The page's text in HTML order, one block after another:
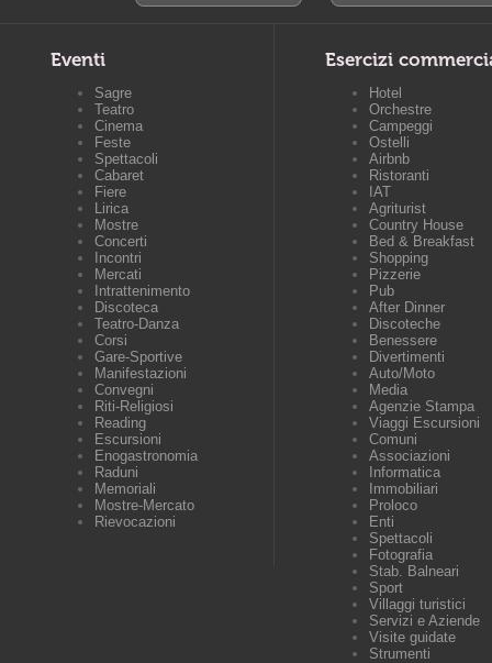
Eventi
Sagre
Teatro
Cinema
Feste
Spettacoli
Cabaret
Fiere
Lirica
Mostre
Concerti
Incontri
Mercati
Intrattenimento
Discoteca
Teatro-Danza
Corsi
Gare-Sportive
Manifestazioni
Convegni
Riti-Religiosi
Reading
Escursioni
Enogastronomia
Raduni
Memoriali
Mostre-Mercato
Rievocazioni
Esercizi
Hotel
Orchestre
Campeggi
Ostelli
Airbnb
Ristoranti
IAT
Agriturist
Country House
Bed & Breakfast
Shopping
Pizzerie
Pub
After Dinner
Discoteche
Benessere
Divertimenti
Auto/Moto
Media
Agenzie Stampa
Viaggi Escursioni
Comuni
Associazioni
Informatica
Immobiliari
Proloco
Enti
Spettacoli
Fotografia
Stab. Balneari
Sport
Villaggi turistici
Servizi e Aziende
Visite guidate
Strumenti